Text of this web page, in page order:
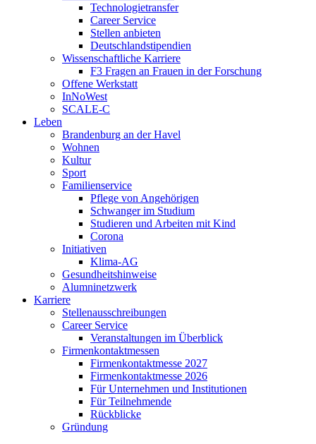
Technologietransfer
Career Service
Stellen anbieten
Deutschlandstipendien
Wissenschaftliche Karriere
F3 Fragen an Frauen in der Forschung
Offene Werkstatt
InNoWest
SCALE-C
Leben
Brandenburg an der Havel
Wohnen
Kultur
Sport
Familienservice
Pflege von Angehörigen
Schwanger im Studium
Studieren und Arbeiten mit Kind
Corona
Initiativen
Klima-AG
Gesundheitshinweise
Alumninetzwerk
Karriere
Stellenausschreibungen
Career Service
Veranstaltungen im Überblick
Firmenkontaktmessen
Firmenkontaktmesse 2027
Firmenkontaktmesse 2026
Für Unternehmen und Institutionen
Für Teilnehmende
Rückblicke
Gründung